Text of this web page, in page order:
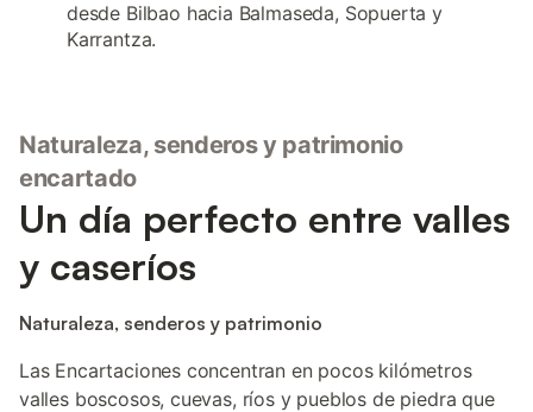
desde Bilbao hacia Balmaseda, Sopuerta y
Karrantza.
Naturaleza, senderos y patrimonio
encartado
Un día perfecto entre valles
y caseríos
Naturaleza, senderos y patrimonio
Las Encartaciones concentran en pocos kilómetros
valles boscosos, cuevas, ríos y pueblos de piedra que